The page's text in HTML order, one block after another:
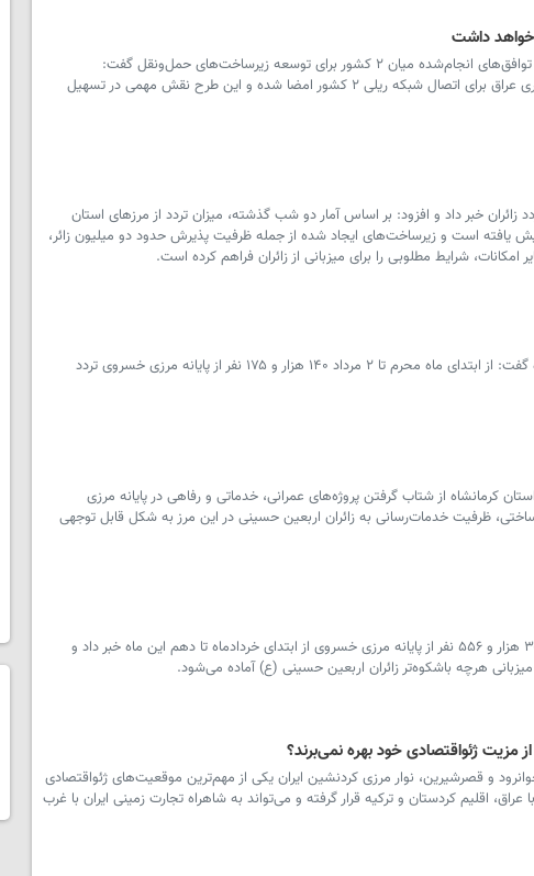
خواهد داشت
سرویس کرمانشاه _ سرکنسول عراق در کرمانشاه با اشاره به توافق‌های انجام‌شده میان ۲ کشور برای توسعه زیرساخت‌های حمل‌ونقل گفت:
تفاهم‌نامه‌های همکاری میان جمهوری اسلامی ایران و جمهوری عراق برای اتصال شبکه ریلی ۲ کشور امضا شده و این طرح نقش مهمی در تسهیل
زائران خبر داد و افزود: بر اساس آمار دو شب گذشته، میزان تردد از مرزهای استان
سال گذشته بین ۲۶ تا ۳۰ درصد افزایش یافته است و زیرساخت‌های ایجاد شده از جمله ظرفیت پذیرش حدود دو میلیون زائر،
سرویس کرمانشاه _ معاون عملیات انتظامی استان کرمانشاه گفت: از ابتدای ماه محرم تا ۲ مرداد ۱۴۰ هزار و ۱۷۵ نفر از پایانه مرزی خسروی تردد
کرمانشاه از شتاب گرفتن پروژه‌های عمرانی، خدماتی و رفاهی در پایانه مرزی
ظرفیت خدمات‌رسانی به زائران اربعین حسینی در این مرز به شکل قابل توجهی
سرویس کرمانشاه _ مدیرکل راهداری کرمانشاه از ثبت تردد ۳۰ هزار و ۵۵۶ نفر از پایانه مرزی خسروی از ابتدای خردادماه تا دهم این ماه خبر داد و
هرچه باشکوه‌تر زائران اربعین حسینی (ع) آماده می‌شود.
مزیت ژئواقتصادی خود بهره نمی‌برند؟
و قصرشیرین، نوار مرزی کردنشین ایران یکی از مهم‌ترین موقعیت‌های ژئواقتصادی
اقلیم کردستان و ترکیه قرار گرفته و می‌تواند به شاهراه تجارت زمینی ایران با غرب
همچنان بعید است؟
سازی در قلب فضای سبز
شهری(بخش دوم)